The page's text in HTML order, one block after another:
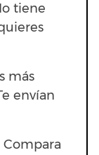
tiene
más
envían
Compara